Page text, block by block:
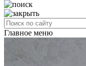
Главное меню